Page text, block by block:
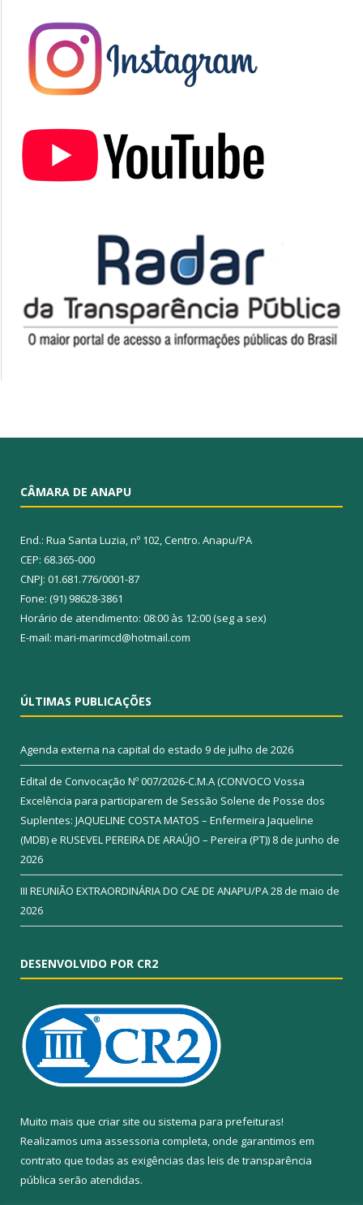
CÂMARA DE ANAPU
End.: Rua Santa Luzia, nº 102, Centro. Anapu/PA
CEP: 68.365-000
CNPJ: 01.681.776/0001-87
Fone: (91) 98628-3861
Horário de atendimento: 08:00 às 12:00 (seg a sex)
E-mail: mari-marimcd@hotmail.com
ÚLTIMAS PUBLICAÇÕES
Agenda externa na capital do estado 9 de julho de 2026
Edital de Convocação Nº 007/2026-C.M.A (CONVOCO Vossa
Excelência para participarem de Sessão Solene de Posse dos
Suplentes: JAQUELINE COSTA MATOS – Enfermeira Jaqueline
(MDB) e RUSEVEL PEREIRA DE ARAÚJO – Pereira (PT)) 8 de junho de
2026
III REUNIÃO EXTRAORDINÁRIA DO CAE DE ANAPU/PA28 de maio de
2026
DESENVOLVIDO POR CR2
Muito mais que criar site ou sistema para prefeituras!
Realizamos uma assessoria completa, onde garantimos em
contrato que todas as exigências das leis de transparência
pública serão atendidas.